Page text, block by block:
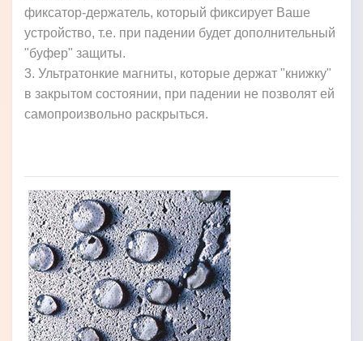
фиксатор-держатель, который фиксирует Ваше
устройство, т.е. при падении будет дополнительный
"буфер" защиты.
3. Ультратонкие магниты, которые держат "книжку"
в закрытом состоянии, при падении не позволят ей
самопроизвольно раскрыться.